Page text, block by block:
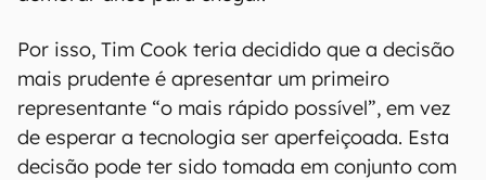
Por isso, Tim Cook teria decidido que a decisão
mais prudente é apresentar um primeiro
representante “o mais rápido possível”, em vez
de esperar a tecnologia ser aperfeiçoada. Esta
decisão pode ter sido tomada em conjunto com